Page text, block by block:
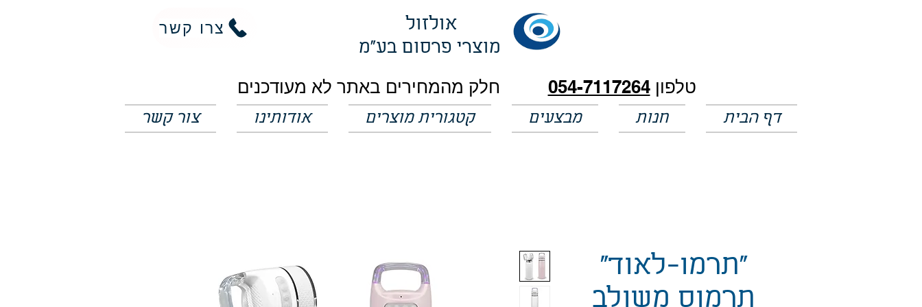
צרו קשר
אולזול
מוצרי פרסום בע"מ
טלפון054-7117264
דף הבית חנות מבצעים קטגורית מוצרים אודותינו צור קשר
"תרמו-לאוד"
תרמוס משולב